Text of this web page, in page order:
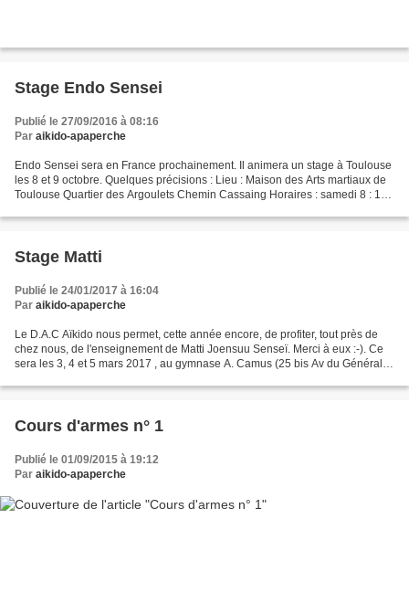
Stage Endo Sensei
Publié le 27/09/2016 à 08:16
Par aikido-apaperche
Endo Sensei sera en France prochainement. Il animera un stage à Toulouse
les 8 et 9 octobre. Quelques précisions : Lieu : Maison des Arts martiaux de
Toulouse Quartier des Argoulets Chemin Cassaing Horaires : samedi 8 : 10
Stage Matti
Publié le 24/01/2017 à 16:04
Par aikido-apaperche
Le D.A.C Aïkido nous permet, cette année encore, de profiter, tout près de
chez nous, de l'enseignement de Matti Joensuu Senseï. Merci à eux :-). Ce
sera les 3, 4 et 5 mars 2017 , au gymnase A. Camus (25 bis Av du Général
Cours d'armes n° 1
Publié le 01/09/2015 à 19:12
Par aikido-apaperche